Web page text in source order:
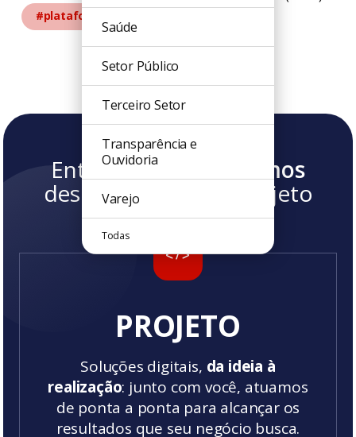
Saúde
Setor Público
Terceiro Setor
Transparência e
Ouvidoria
Varejo
Todas
#plataforma
Entendacomo podemos
desenvolver o seu projeto
PROJETO
Soluções digitais, da ideia à
realização: junto com você, atuamos
de ponta a ponta para alcançar os
resultados que seu negócio busca.